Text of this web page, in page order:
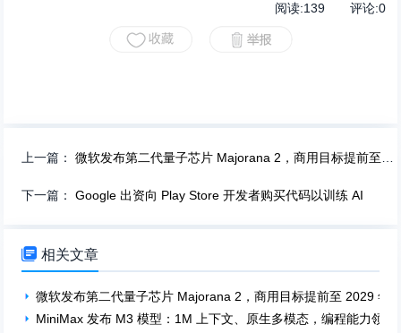
阅读:139评论:0
上一篇：微软发布第二代量子芯片 Majorana 2，商用目标提前至 2029 年
下一篇：Google 出资向 Play Store 开发者购买代码以训练 AI
 相关文章
微软发布第二代量子芯片 Majorana 2，商用目标提前至 2029 年
MiniMax 发布 M3 模型：1M 上下文、原生多模态，编程能力领先